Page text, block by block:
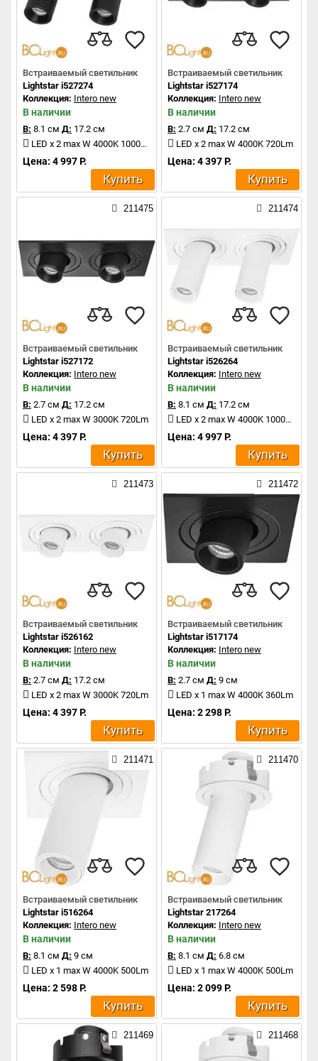
Встраиваемый светильник
Lightstar i527274
Коллекция: Intero new
В наличии
В: 8.1 см Д: 17.2 см
LED x 2 max W 4000K 1000Lm
Цена: 4 997 Р.
Купить
Встраиваемый светильник
Lightstar i527174
Коллекция: Intero new
В наличии
В: 2.7 см Д: 17.2 см
LED x 2 max W 4000K 720Lm
Цена: 4 397 Р.
Купить
211475
Встраиваемый светильник
Lightstar i527172
Коллекция: Intero new
В наличии
В: 2.7 см Д: 17.2 см
LED x 2 max W 3000K 720Lm
Цена: 4 397 Р.
Купить
211474
Встраиваемый светильник
Lightstar i526264
Коллекция: Intero new
В наличии
В: 8.1 см Д: 17.2 см
LED x 2 max W 4000K 1000Lm
Цена: 4 997 Р.
Купить
211473
Встраиваемый светильник
Lightstar i526162
Коллекция: Intero new
В наличии
В: 2.7 см Д: 17.2 см
LED x 2 max W 3000K 720Lm
Цена: 4 397 Р.
Купить
211472
Встраиваемый светильник
Lightstar i517174
Коллекция: Intero new
В наличии
В: 2.7 см Д: 9 см
LED x 1 max W 4000K 360Lm
Цена: 2 298 Р.
Купить
211471
Встраиваемый светильник
Lightstar i516264
Коллекция: Intero new
В наличии
В: 8.1 см Д: 9 см
LED x 1 max W 4000K 500Lm
Цена: 2 598 Р.
Купить
211470
Встраиваемый светильник
Lightstar 217264
Коллекция: Intero new
В наличии
В: 8.1 см Д: 6.8 см
LED x 1 max W 4000K 500Lm
Цена: 2 099 Р.
Купить
211469 211468